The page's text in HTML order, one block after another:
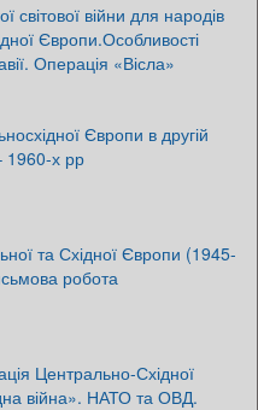
світової війни для народів
Європи.Особливості
Операція «Вісла»
Європи в другій
1960-х рр
та Східної Європи (1945-
робота
Центрально-Східної
війна». НАТО та ОВД.